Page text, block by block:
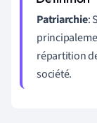
Patriarchie:
répartition
société.